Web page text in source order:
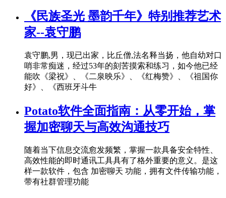
《民族圣光 墨韵千年》特别推荐艺术
家--袁守鹏
袁守鹏,男，现已出家，比丘僧,法名释当扬，他自幼对口
哨非常痴迷，经过53年的刻苦摸索和练习，如今他已经
能吹《梁祝》、《二泉映乐》、《红梅赞》、《祖国你
好》、《西班牙斗牛
Potato软件全面指南：从零开始，掌
握加密聊天与高效沟通技巧
随着当下信息交流愈发频繁，掌握一款具备安全特性、
高效性能的即时通讯工具具有了格外重要的意义。是这
样一款软件，包含 加密聊天 功能，拥有文件传输功能，
带有社群管理功能